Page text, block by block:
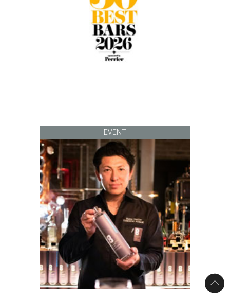
EVENT